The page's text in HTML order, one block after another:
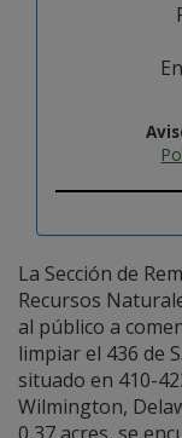
La Sección de
Recursos
al público a
limpiar el 436 de
situado en 410-
Wilmington,